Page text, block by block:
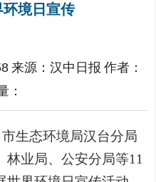
境日宣传
来源： 汉中日报 作者：
：
生态环境局汉台分局
业局、公安分局等11